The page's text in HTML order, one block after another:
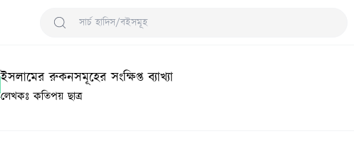
Search Hadith/Books
ইসলামের রুকনসমূহের সংক্ষিপ্ত ব্যাখ্যা
লেখকঃ কতিপয় ছাত্র